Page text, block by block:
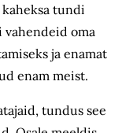
kaheksa tundi
vahendeid oma
ja enamat
enam meist.
tundus see